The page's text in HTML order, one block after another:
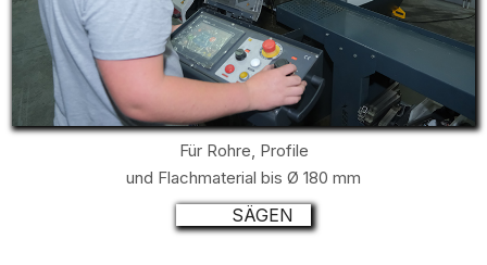
Für Rohre, Profile
und Flachmaterial bis Ø 180 mm
SÄGEN